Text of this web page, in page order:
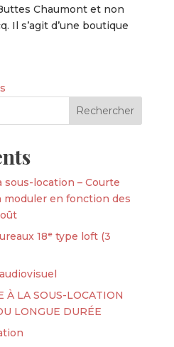
Chaumont et non
Il s’agit d’une boutique
sous-location – Courte
moduler en fonction des
18ᵉ type loft (3
À LA SOUS-LOCATION
LONGUE DURÉE